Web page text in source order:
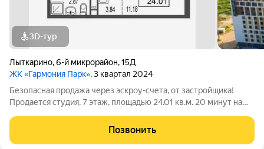
3D-тур
Лыткарино,6-й микрорайон,15Д
ЖК «Гармония Парк», 3 квартал 2024
Безопасная продажа через эскроу-счета, от застройщика!
Продается студия, 7 этаж, площадью 24.01 кв.м. 20 минут на
Дом комфорт-класса с продуманными планировочными
решениями и широким выбором
Позвонить